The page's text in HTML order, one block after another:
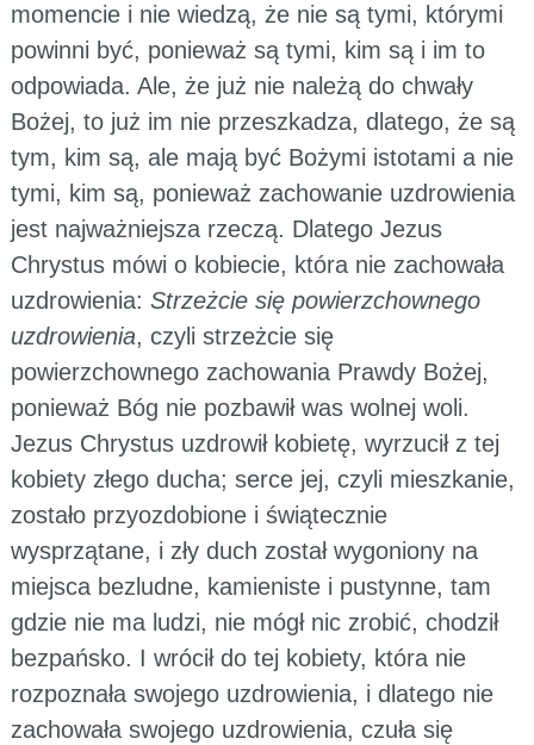
momencie i nie wiedzą, że nie są tymi, którymi
powinni być, ponieważ są tymi, kim są i im to
odpowiada. Ale, że już nie należą do chwały
Bożej, to już im nie przeszkadza, dlatego, że są
tym, kim są, ale mają być Bożymi istotami a nie
tymi, kim są, ponieważ zachowanie uzdrowienia
jest najważniejsza rzeczą. Dlatego Jezus
Chrystus mówi o kobiecie, która nie zachowała
uzdrowienia: Strzeżcie się powierzchownego
uzdrowienia, czyli strzeżcie się
powierzchownego zachowania Prawdy Bożej,
ponieważ Bóg nie pozbawił was wolnej woli.
Jezus Chrystus uzdrowił kobietę, wyrzucił z tej
kobiety złego ducha; serce jej, czyli mieszkanie,
zostało przyozdobione i świątecznie
wysprzątane, i zły duch został wygoniony na
miejsca bezludne, kamieniste i pustynne, tam
gdzie nie ma ludzi, nie mógł nic zrobić, chodził
bezpańsko. I wrócił do tej kobiety, która nie
rozpoznała swojego uzdrowienia, i dlatego nie
zachowała swojego uzdrowienia, czuła się